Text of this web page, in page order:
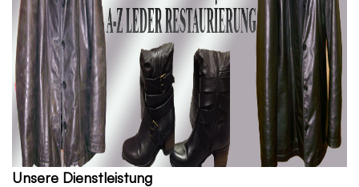
Unsere Dienstleistung